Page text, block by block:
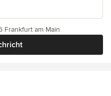
Frankfurt am Main